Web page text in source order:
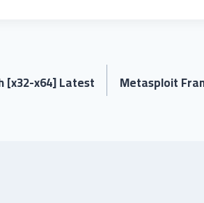
Metasploit
[x32-x64] Latest